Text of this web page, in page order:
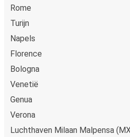
Rome
Turijn
Napels
Florence
Bologna
Venetië
Genua
Verona
Luchthaven Milaan Malpensa